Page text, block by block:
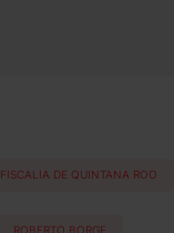
FISCALIA DE QUINTANA ROO
ROBERTO BORGE